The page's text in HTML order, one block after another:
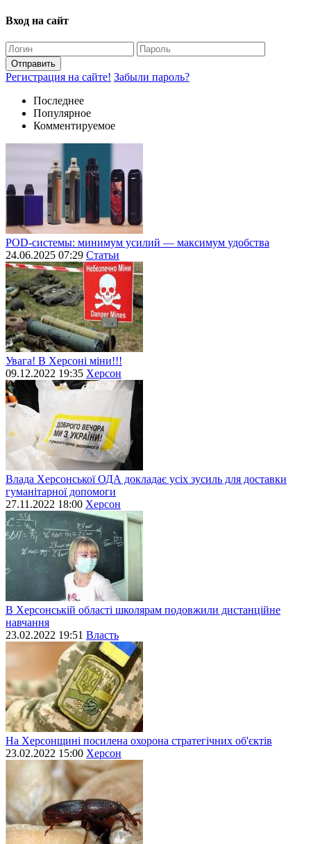
Вход на сайт
Отправить
Регистрация на сайте! Забыли пароль?
Последнее
Популярное
Комментируемое
POD-системы: минимум усилий — максимум удобства
24.06.2025 07:29 Статьи
Увага! В Херсоні міни!!!
09.12.2022 19:35 Херсон
Влада Херсонської ОДА докладає усіх зусиль для доставки
гуманітарної допомоги
27.11.2022 18:00 Херсон
В Херсонській області школярам подовжили дистанційне
навчання
23.02.2022 19:51 Власть
На Херсонщині посилена охорона стратегічних об'єктів
23.02.2022 15:00 Херсон